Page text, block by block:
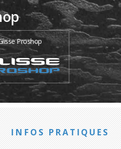
Proshop
INFOS PRATIQUES